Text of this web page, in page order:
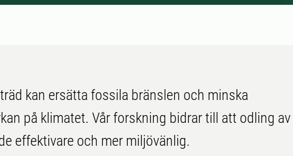
kan ersätta fossila bränslen och minska
på klimatet. Vår forskning bidrar till att odling av
effektivare och mer miljövänlig.